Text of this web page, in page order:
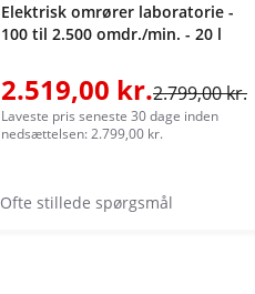
Elektrisk omrører laboratorie -
100 til 2.500 omdr./min. - 20 l
2.519,00 kr.2.799,00 kr.
Laveste pris seneste 30 dage inden
nedsættelsen: 2.799,00 kr.
Ofte stillede spørgsmål